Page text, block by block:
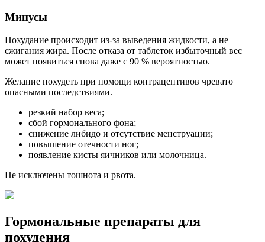
Минусы
Похудание происходит из-за выведения жидкости, а не
сжигания жира. После отказа от таблеток избыточный вес
может появиться снова даже с 90 % вероятностью.
Желание похудеть при помощи контрацептивов чревато
опасными последствиями.
резкий набор веса;
сбой гормонального фона;
снижение либидо и отсутствие менструации;
повышение отечности ног;
появление кисты яичников или молочница.
Не исключены тошнота и рвота.
Гормональные препараты для
похудения